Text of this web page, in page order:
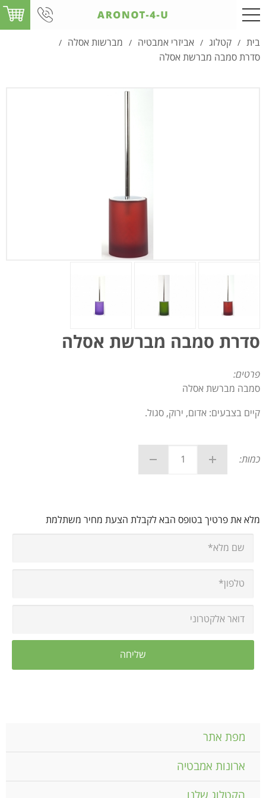
בית / קטלוג / אביזרי אמבטיה / מברשות אסלה /
סדרת סמבה מברשת אסלה
סדרת סמבה מברשת אסלה
פרטים:
סמבה מברשת אסלה
קיים בצבעים: אדום, ירוק, סגול.
כמות:
מלא את פרטיך בטופס הבא לקבלת הצעת מחיר משתלמת
מפת אתר
ארונות אמבטיה